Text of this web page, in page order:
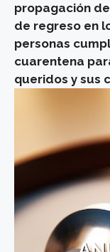
propagación
de regreso en
personas
cuarentena
queridos y sus